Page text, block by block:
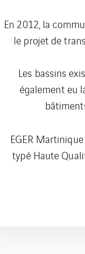
En 2012, la
le projet de
Les bassins
également eu
EGER
typé Haute